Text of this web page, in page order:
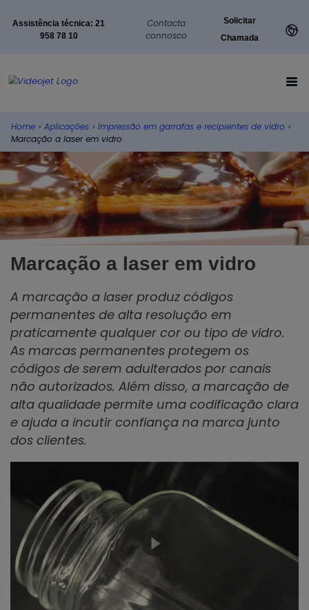
Assistência técnica: 21
958 78 10
Contacta
connosco
Solicitar
Chamada
Home › Aplicações › Impressão em garrafas e recipientes de vidro ›
Marcação a laser em vidro
Marcação a laser em vidro
A marcação a laser produz códigos
permanentes de alta resolução em
praticamente qualquer cor ou tipo de vidro.
As marcas permanentes protegem os
códigos de serem adulterados por canais
não autorizados. Além disso, a marcação de
alta qualidade permite uma codificação clara
e ajuda a incutir confiança na marca junto
dos clientes.